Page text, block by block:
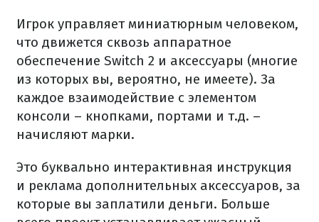
Игрок управляет миниатюрным человеком,
что движется сквозь аппаратное
обеспечение Switch 2 и аксессуары (многие
из которых вы, вероятно, не имеете). За
каждое взаимодействие с элементом
консоли – кнопками, портами и т.д. –
начисляют марки.
Это буквально интерактивная инструкция
и реклама дополнительных аксессуаров, за
которые вы заплатили деньги. Больше